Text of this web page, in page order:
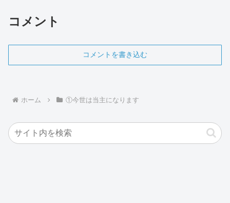
コメント
コメントを書き込む
ホーム ①今世は当主になります